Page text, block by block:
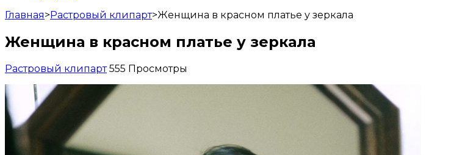
Главная>Растровый клипарт>Женщина в красном платье у зеркала
Женщина в красном платье у зеркала
Растровый клипарт 555 Просмотры